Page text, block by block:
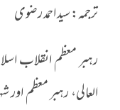
ترجمہ: سید احمد رضوی
رہبر معظم انقلاب
العالی، رہبر معظم